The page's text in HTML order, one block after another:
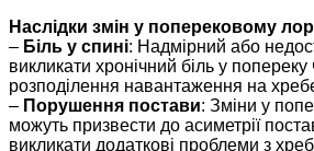
Наслідки змін у поперековому
– Біль у спині: Надмірний або
викликати хронічний біль у
розподілення навантаження на
– Порушення постави: Зміни у
можуть призвести до асиметрії
викликати додаткові проблеми з